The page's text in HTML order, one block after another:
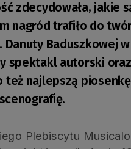
zdecydowała, jakie
nagród trafiło do
Baduszkowej
spektakl autorski
też najlepszą
Plebiscytu